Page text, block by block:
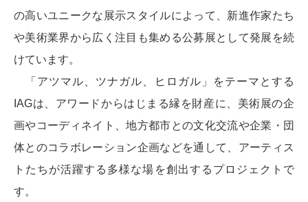
の高いユニークな展示スタイルによって、新進作家たち
や美術業界から広く注目も集める公募展として発展を続
けています。
「アツマル、ツナガル、ヒロガル」をテーマとする
IAGは、アワードからはじまる縁を財産に、美術展の企
画やコーディネイト、地方都市との文化交流や企業・団
体とのコラボレーション企画などを通して、アーティス
トたちが活躍する多様な場を創出するプロジェクトで
す。